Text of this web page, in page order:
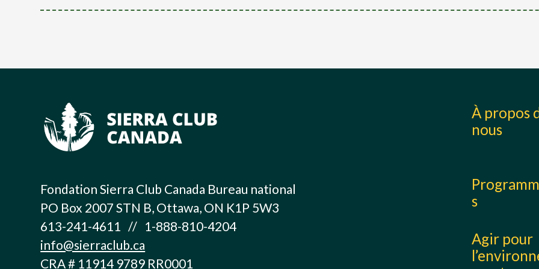
Fondation Sierra Club Canada Bureau national
PO Box 2007 STN B, Ottawa, ON K1P 5W3
613-241-4611 // 1-888-810-4204
info@sierraclub.ca
CRA # 11914 9789 RR0001
À propos
nous
s
Agir pour